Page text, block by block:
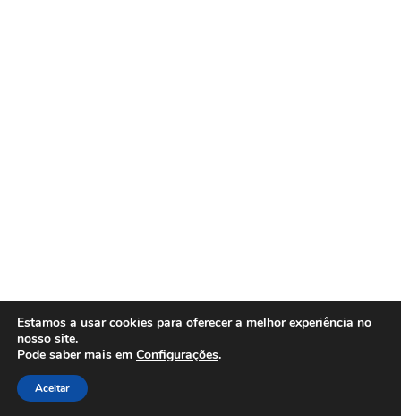
Estamos a usar cookies para oferecer a melhor experiência no
nosso site.
Pode saber mais em Configurações.
Aceitar